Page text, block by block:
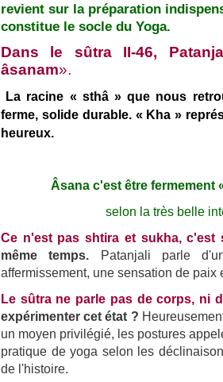
revient sur la préparation
constitue le socle du Yoga.
Dans le sûtra II-46,
âsanam».
La racine « sthâ » que nous
ferme, solide durable. « Kha »
heureux.
Âsana c'est être fermement
selon la très belle
Ce n'est pas shtira et sukha, c'est
même temps. Patanjali parle
affermissement, une sensation de paix
Le sûtra ne parle pas de corps, ni
expérimenter cet état ?
un moyen privilégié, les postures
pratique de yoga selon les
de l'histoire.